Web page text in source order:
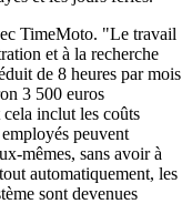
TimeMoto. "Le travail
et à la recherche
de 8 heures par mois
3 500 euros
inclut les coûts
peuvent
mêmes, sans avoir à
automatiquement, les
sont devenues